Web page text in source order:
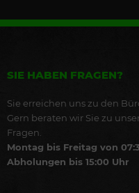
SIE HABEN FRAGEN?
Sie erreichen uns zu den
Gern beraten wir Sie zu
Fragen.
Montag bis Freitag von
Abholungen bis 15:00 Uhr